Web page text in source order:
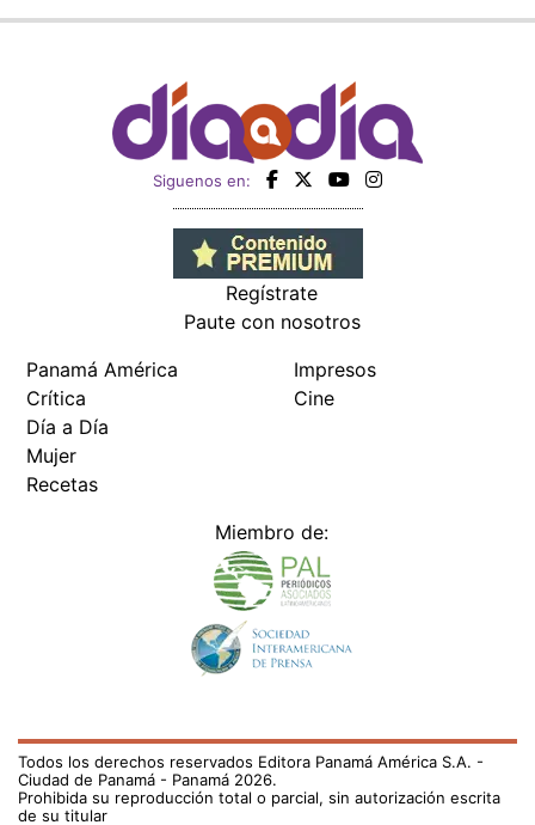
Siguenos en:
Regístrate
Paute con nosotros
Panamá América
Crítica
Día a Día
Mujer
Recetas
Impresos
Cine
Miembro de:
Todos los derechos reservados Editora Panamá América S.A. -
Ciudad de Panamá - Panamá 2026.
Prohibida su reproducción total o parcial, sin autorización escrita
de su titular